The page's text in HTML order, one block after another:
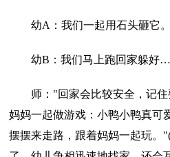
幼A：我们一起用石头砸它。
幼B：我们马上跑回家躲好
师："回家会比较安全，记住
妈妈一起做游戏：小鸭小鸭真可
摆摆来走路，跟着妈妈一起玩。